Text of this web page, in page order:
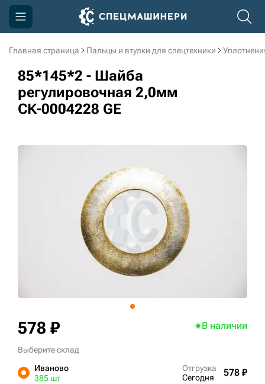
Главная страница Пальцы и втулки для спецтехники
85*145*2 - Шайба
регулировочная 2,0мм
СК-0004228 GE
578 ₽ В наличии
Выберите склад
Иваново
385 шт
Отгрузка
Сегодня
578 ₽
Компания
Акции
Доставка и оплата
3D тур по производству
3D тур по складам
sksale@skdst.ru
+7 (499) 394-50-93